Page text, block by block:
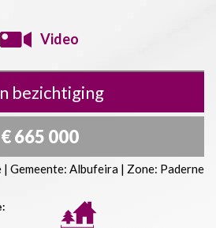
Video
bezichtiging
€ 665 000
Gemeente: Albufeira | Zone: Paderne